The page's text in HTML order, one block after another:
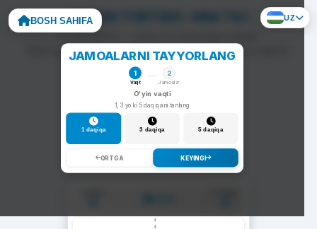
BOSH SAHIFA UZ
ARQON TORTISH: ONA TILI
To'g'ri javob — arqon siz tomonga tortiladi.
Noto'g'ri javob — arqon raqib tomonga siljiydi va darhol
yangi savol chiqadi.
JAMOALARNI TAYYORLANG
1
Vaqt
2
Jamoalar
O'yin vaqti
1, 3 yoki 5 daqiqani tanlang
1 daqiqa 3 daqiqa 5 daqiqa
ORTGA KEYINGI